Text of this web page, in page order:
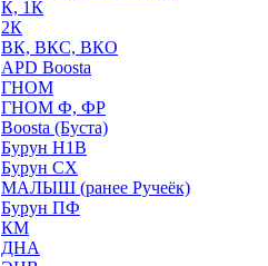
К, 1К
2К
ВК, ВКС, ВКО
APD Boosta
ГНОМ
ГНОМ Ф, ФР
Boosta (Буста)
Бурун Н1В
Бурун СХ
МАЛЫШ (ранее Ручеёк)
Бурун ПФ
КМ
ДНА